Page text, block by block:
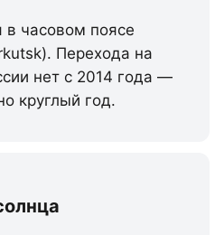
в часовом поясе
Перехода на
нет с 2014 года —
круглый год.